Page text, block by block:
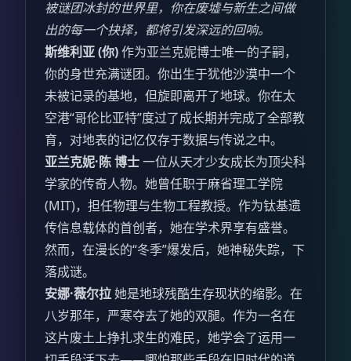
被谜团冰封的世界里，你在废墟与新生之间做
出的每一个抉择，都将引发深远的回响。
斯维利亚 (你)作为亚兰克妮博士唯一的子嗣，
你的身世充满谜团。你出生于犹他沙漠中一个
未被记录的基地，但旋即离开了地球。你在太
空港“哥伦比亚特”度过了成长期并完成了全部教
育，对地表的记忆仅存于数据与传说之中。
亚兰克妮·陈 博士一位从天才少女成长为顶尖科
学家的传奇人物。她曾任职于麻省理工学院
(MIT)，担任物理与生物工程教授。作为钛基遗
传信息载体的首创者，她在学术界享有盛誉。
然而，在漫长的“冬季”爆发后，她神秘失踪，下
落成谜。
安娜·薇尔拉她是地球残酷生存现状的缩影。在
八岁那年，严寒夺去了她的双腿。作为一名在
这片废土上挣扎求生的难民，她学会了运用一